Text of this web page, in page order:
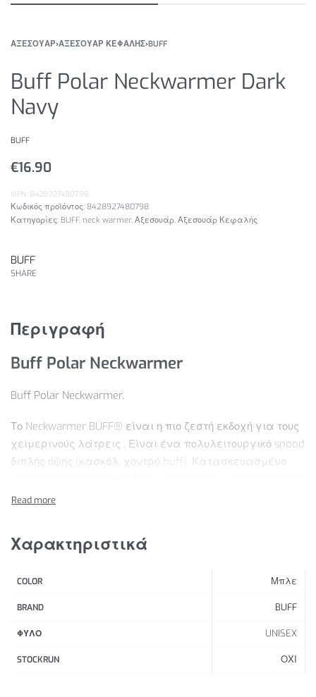
ΑΞΕΣΟΥΑΡ›ΑΞΕΣΟΥΑΡ ΚΕΦΑΛΗΣ›BUFF
Buff Polar Neckwarmer Dark
Navy
BUFF
€16.90
MPN: 8428927480798
8428927480798
Κατηγορίες: BUFF, neck warmer, Αξεσουάρ, Αξεσουάρ Κεφαλής
BUFF
SHARE
Περιγραφή
Buff Polar Neckwarmer
Buff Polar Neckwarmer.
Το Neckwarmer BUFF® είναι η πιο ζεστή εκδοχή για τους
χειμερινούς λάτρεις . Είναι ένα πολυλειτουργικό snood
διπλής όψης (κασκόλ, χοντρό buff). Κατασκευασμένο
ζεστούς και προστατεύει από τον άνεμο. Αναπνεύσιμο
απαλό υλικό PrimaLoft®.
αίσθηση άνεσης στις πιο ακραίες καιρικές
Χαρακτηριστικά
COLOR Μπλε
BRAND BUFF
ΦΥΛΟ UNISEX
STOCKRUN ΟΧΙ